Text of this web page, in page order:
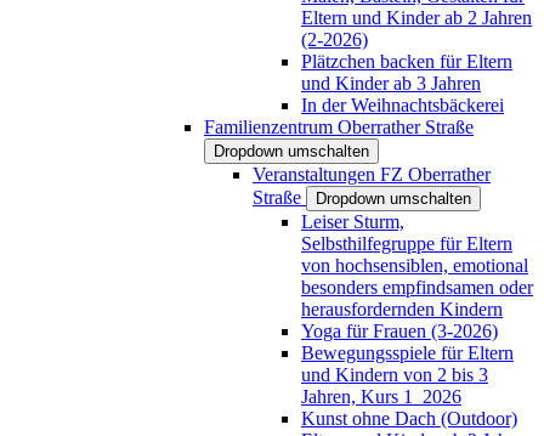
Eltern und Kinder ab 2 Jahren
(2-2026)
Plätzchen backen für Eltern
und Kinder ab 3 Jahren
In der Weihnachtsbäckerei
Familienzentrum Oberrather Straße
Dropdown umschalten
Veranstaltungen FZ Oberrather
Straße
Dropdown umschalten
Leiser Sturm,
Selbsthilfegruppe für Eltern
von hochsensiblen, emotional
besonders empfindsamen oder
herausfordernden Kindern
Yoga für Frauen (3-2026)
Bewegungsspiele für Eltern
und Kindern von 2 bis 3
Jahren, Kurs 1_2026
Kunst ohne Dach (Outdoor)